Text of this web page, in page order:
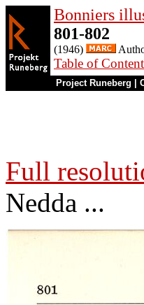
Bonniers
801-802
(1946)
Table of
Project Runeberg
Full
Nedda ...